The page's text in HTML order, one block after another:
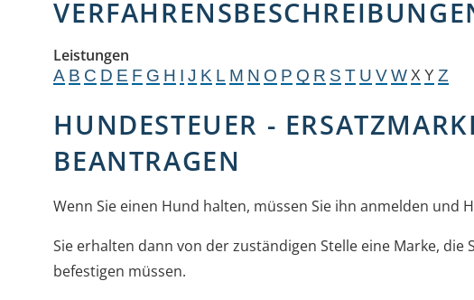
Leistungen
A B C D E F G H I J K L M N O P Q R S T U V W X Y Z
HUNDESTEUER -
BEANTRAGEN
Wenn Sie einen Hund halten, müssen Sie ihn anmelden und
Sie erhalten dann von der zuständigen Stelle eine Marke, die
befestigen müssen.